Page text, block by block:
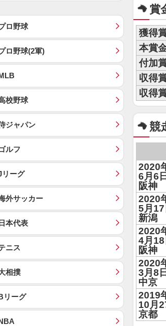
賞
獲得
本賞
付加
収得
収得
競
2020
6月6日
阪神
2020
5月17
新潟
2020
4月18
阪神
2020
3月8日
中京
2019
10月
京都
ロ野球
ロ野球(2軍)
校野球
ジャパン
ルフ
リーグ
外サッカー
日本代表
ニス
相撲
リーグ